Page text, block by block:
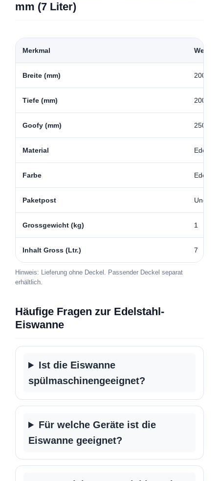
mm (7 Liter)
Merkmal Wert
Breite (mm) 200
Tiefe (mm) 200
Goofy (mm) 250
Material
Farbe
Paketpost Und
Grossgewicht (kg) 1
Inhalt Gross (Ltr.) 7
Hinweis: Lieferung ohne Deckel. Passender Deckel separat
erhältlich.
Häufige Fragen zur Edelstahl-
Eiswanne
Ist die Eiswanne
spülmaschinengeeignet?
Für welche Geräte ist die
Eiswanne geeignet?